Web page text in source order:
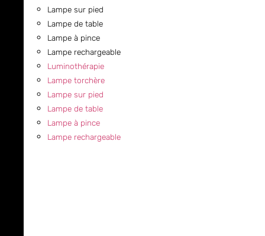
Lampe sur pied
Lampe de table
Lampe à pince
Lampe rechargeable
Luminothérapie
Lampe torchère
Lampe sur pied
Lampe de table
Lampe à pince
Lampe rechargeable